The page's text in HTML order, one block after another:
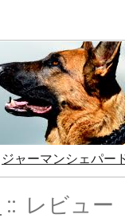
ジャーマンシェパ
:: レビュー